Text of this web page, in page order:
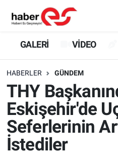
GALERİ VİDEO
HABERLER GÜNDEM
THY
Eskişehir'de
Seferlerinin
İstediler
GALERİ
YAZARLAR
GÜNDEM
SİYASET
Eskişehir Nöbetçi
Eskişehir Trafik
Süper Lig Puan
Tüm Manşetler